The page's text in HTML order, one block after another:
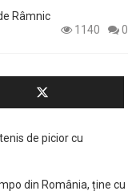
Râmnic
1140
0
de picior cu
din România, ține cu